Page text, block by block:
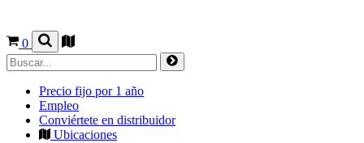
0
Precio fijo por 1 año
Empleo
Conviértete en distribuidor
Ubicaciones